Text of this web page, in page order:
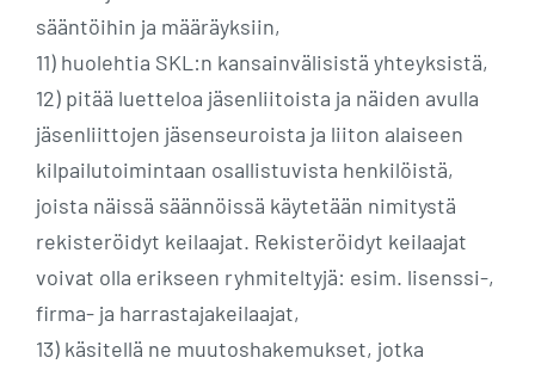
sääntöihin ja määräyksiin,
11) huolehtia SKL:n kansainvälisistä yhteyksistä,
12) pitää luetteloa jäsenliitoista ja näiden avulla
jäsenliittojen jäsenseuroista ja liiton alaiseen
kilpailutoimintaan osallistuvista henkilöistä,
joista näissä säännöissä käytetään nimitystä
rekisteröidyt keilaajat. Rekisteröidyt keilaajat
voivat olla erikseen ryhmiteltyjä: esim. lisenssi-,
firma- ja harrastajakeilaajat,
13) käsitellä ne muutoshakemukset, jotka